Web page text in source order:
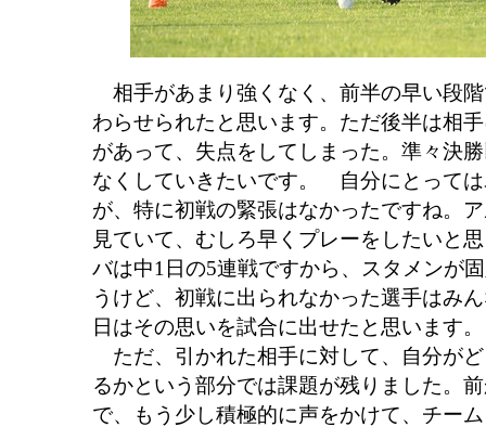
相手があまり強くなく、前半の早い段
わらせられたと思います。ただ後半は相
があって、失点をしてしまった。準々決
なくしていきたいです。 自分にとって
が、特に初戦の緊張はなかったですね。
見ていて、むしろ早くプレーをしたいと
バは中1日の5連戦ですから、スタメンが
うけど、初戦に出られなかった選手はみ
日はその思いを試合に出せたと思います。
ただ、引かれた相手に対して、自分が
るかという部分では課題が残りました。
で、もう少し積極的に声をかけて、チー